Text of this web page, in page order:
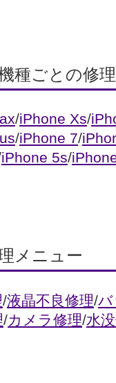
種ごとの修
/iPhone Xs/
/iPhone 7/
iPhone 5s/
メニュー
/液晶不良修理/
/カメラ修理/水